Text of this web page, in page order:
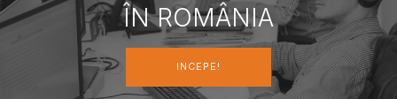
ROMÂNIA
INCEPE
ÎN ROMÂNIA
INCEPE!